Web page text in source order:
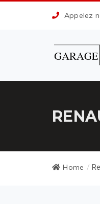
Appelez
Home /